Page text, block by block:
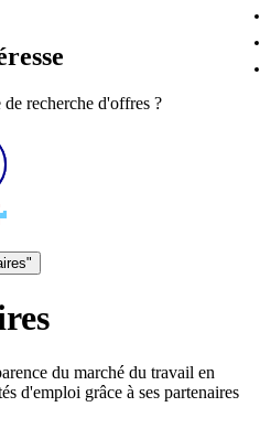
recherche d'offres ?
du marché du travail en
d'emploi grâce à ses partenaires